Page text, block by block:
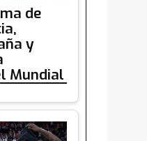
de
y
Mundial